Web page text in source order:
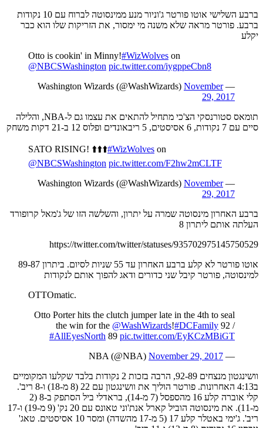
ברבע השלישי אוטו פורטר ג'וניור מנע ממינסוטה לברוח עם 10 נקודות
ברבע. פורטר מראה שלא משנה מי ימסור, את הזריקות שלו הוא כבר
יקלע
Otto is cookin' in Minny!#WizWolves on
@NBCSWashington pic.twitter.com/iygppeCbn8
— Washington Wizards (@WashWizards)
November
29, 2017
תומאס סטורנסקי הצ'כי מתחיל להתאים את עצמו גם ל-NBA, והלילה
סיים עם 7 נקודות, 6 אסיסטים, 5 ריבאונדים ופלוס 12 ב-21 דקות משחק
SATO RISING! ⬆️⬆️⬆️#WizWolves on
@NBCSWashington pic.twitter.com/F2hw2mCLTF
— Washington Wizards (@WashWizards)
November
29, 2017
ברבע האחרון מינסוטה שמרה על יתרון, והשלשה הזו של ג'מאל קרופורד
העלתה אותם ליתרון 8
https://twitter.com/twitter/statuses/935702975145750529
אוטו פורטר לא קלע ברבע האחרון עד 55 שניות לסיום. ביתרון 89-87
למינסוטה, פורטר קיבל שני כדורים ודאג להפוך אותם לנקודות
OTTOmatic.
Otto Porter hits the clutch jumper late in the 4th to seal
the win for the @WashWizards!#DCFamily 92 /
#AllEyesNorth 89 pic.twitter.com/EyKCzMBiGT
— NBA (@NBA)
November 29, 2017
וושינגטון מנצחים 92-89, הרבה בזכות 2 נקודות בלבד שקלעו המקומיים
ב4:13 האחרונות. פורטר הוליך את וושינגטון עם 22 (8 מ-18) ו-8 ריב'.
קלי אוברה קלע 16 מהספסל (7 מ-14), בראדלי ביל הסתפק ב-8 (2
מ-11). את מינסוטה הוביל קארל אנת'וני טאונס עם 20 נק' (9 מ-19) ו-17
ריב'. ג'ימי באטלר קלע 17 (5 מ-17 מהשדה) ומסר 10 אסיסטים. טאג'